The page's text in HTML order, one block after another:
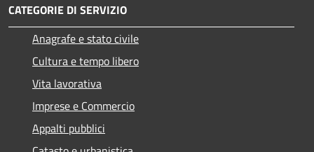
CATEGORIE DI SERVIZIO
Anagrafe e stato civile
Cultura e tempo libero
Vita lavorativa
Imprese e Commercio
Appalti pubblici